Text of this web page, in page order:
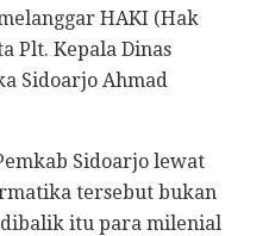
HAKI (Hak
Plt. Kepala Dinas
Sidoarjo Ahmad
Sidoarjo lewat
tersebut bukan
dibalik itu para milenial